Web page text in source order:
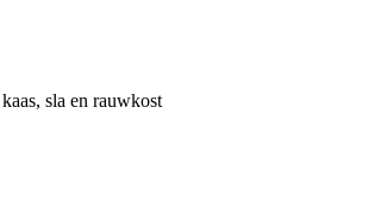
sla en rauwkost